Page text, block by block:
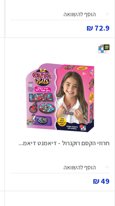
הוסף להשוואה
72.9 ₪
חרוזי הקסם רוקנרול - דיאמנט דיאמ...
הוסף להשוואה
49 ₪